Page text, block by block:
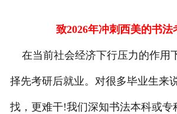
致2026年冲刺西美的书法
在当前社会经济下行压力的作用
择先考研后就业。对很多毕业生来
找，更难干!我们深知书法本科或专